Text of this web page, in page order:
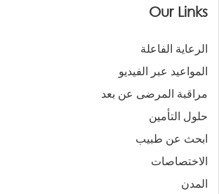
Our Links
الرعاية الفاعلة
المواعيد عبر الفيديو
مراقبة المرضى عن بعد
حلول التأمين
ابحث عن طبيب
الاختصاصات
المدن